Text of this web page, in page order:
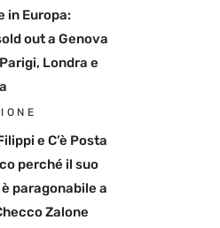
in Europa:
out a Genova
Londra e
e C’è Posta
perché il suo
paragonabile a
Zalone